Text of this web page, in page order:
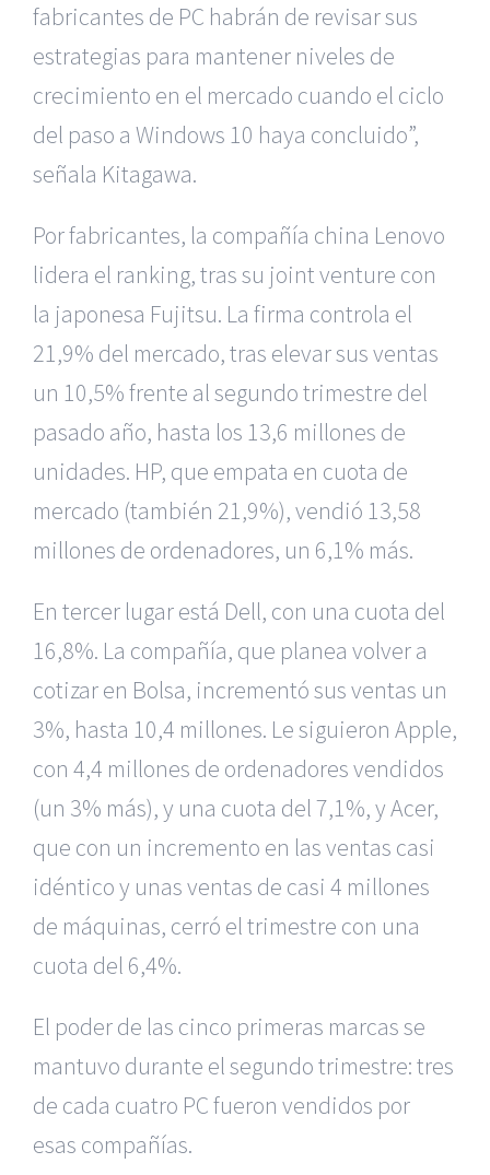
fabricantes de PC habrán de revisar sus
estrategias para mantener niveles de
crecimiento en el mercado cuando el ciclo
del paso a Windows 10 haya concluido”,
señala Kitagawa.
Por fabricantes, la compañía china Lenovo
lidera el ranking, tras su joint venture con
la japonesa Fujitsu. La firma controla el
21,9% del mercado, tras elevar sus ventas
un 10,5% frente al segundo trimestre del
pasado año, hasta los 13,6 millones de
unidades. HP, que empata en cuota de
mercado (también 21,9%), vendió 13,58
millones de ordenadores, un 6,1% más.
En tercer lugar está Dell, con una cuota del
16,8%. La compañía, que planea volver a
cotizar en Bolsa, incrementó sus ventas un
3%, hasta 10,4 millones. Le siguieron Apple,
con 4,4 millones de ordenadores vendidos
(un 3% más), y una cuota del 7,1%, y Acer,
que con un incremento en las ventas casi
idéntico y unas ventas de casi 4 millones
de máquinas, cerró el trimestre con una
cuota del 6,4%.
El poder de las cinco primeras marcas se
mantuvo durante el segundo trimestre: tres
de cada cuatro PC fueron vendidos por
esas compañías.
|Recursos Administrativos | BGD Abogados Murcia|
Abogados Alicante